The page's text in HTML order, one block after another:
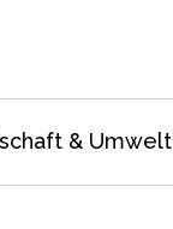
& Umwelt